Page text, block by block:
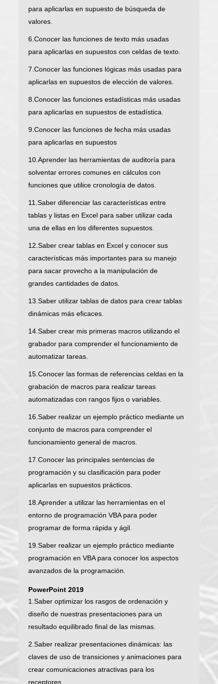
para aplicarlas en supuesto de búsqueda de
valores.
6.Conocer las funciones de texto más usadas
para aplicarlas en supuestos con celdas de texto.
7.Conocer las funciones lógicas más usadas para
aplicarlas en supuestos de elección de valores.
8.Conocer las funciones estadísticas más usadas
para aplicarlas en supuestos de estadística.
9.Conocer las funciones de fecha más usadas
para aplicarlas en supuestos
10.Aprender las herramientas de auditoría para
solventar errores comunes en cálculos con
funciones que utilice cronología de datos.
11.Saber diferenciar las características entre
tablas y listas en Excel para saber utilizar cada
una de ellas en los diferentes supuestos.
12.Saber crear tablas en Excel y conocer sus
características más importantes para su manejo
para sacar provecho a la manipulación de
grandes cantidades de datos.
13.Saber utilizar tablas de datos para crear tablas
dinámicas más eficaces.
14.Saber crear mis primeras macros utilizando el
grabador para comprender el funcionamiento de
automatizar tareas.
15.Conocer las formas de referencias celdas en la
grabación de macros para realizar tareas
automatizadas con rangos fijos o variables.
16.Saber realizar un ejemplo práctico mediante un
conjunto de macros para comprender el
funcionamiento general de macros.
17.Conocer las principales sentencias de
programación y su clasificación para poder
aplicarlas en supuestos prácticos.
18.Aprender a utilizar las herramientas en el
entorno de programación VBA para poder
programar de forma rápida y ágil.
19.Saber realizar un ejemplo práctico mediante
programación en VBA para conocer los aspectos
avanzados de la programación.
PowerPoint 2019
1.Saber optimizar los rasgos de ordenación y
diseño de nuestras presentaciones para un
resultado equilibrado final de las mismas.
2.Saber realizar presentaciones dinámicas: las
claves de uso de transiciones y animaciones para
crear comunicaciones atractivas para los
receptores.